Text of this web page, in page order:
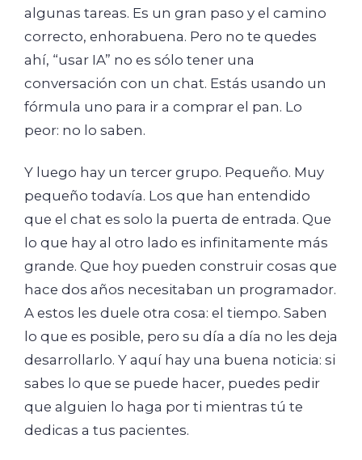
algunas tareas. Es un gran paso y el camino
correcto, enhorabuena. Pero no te quedes
ahí, “usar IA” no es sólo tener una
conversación con un chat. Estás usando un
fórmula uno para ir a comprar el pan. Lo
peor: no lo saben.
Y luego hay un tercer grupo. Pequeño. Muy
pequeño todavía. Los que han entendido
que el chat es solo la puerta de entrada. Que
lo que hay al otro lado es infinitamente más
grande. Que hoy pueden construir cosas que
hace dos años necesitaban un programador.
A estos les duele otra cosa: el tiempo. Saben
lo que es posible, pero su día a día no les deja
desarrollarlo. Y aquí hay una buena noticia: si
sabes lo que se puede hacer, puedes pedir
que alguien lo haga por ti mientras tú te
dedicas a tus pacientes.